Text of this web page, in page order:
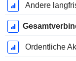
Andere
Ordentliche